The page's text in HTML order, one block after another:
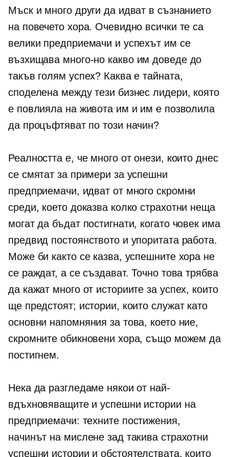
Мъск и много други да идват в съзнанието
на повечето хора. Очевидно всички те са
велики предприемачи и успехът им се
възхищава много-но какво им доведе до
такъв голям успех? Каква е тайната,
споделена между тези бизнес лидери, която
е повлияла на живота им и им е позволила
да процъфтяват по този начин?
Реалността е, че много от онези, които днес
се смятат за примери за успешни
предприемачи, идват от много скромни
среди, което доказва колко страхотни неща
могат да бъдат постигнати, когато човек има
предвид постоянството и упоритата работа.
Може би както се казва, успешните хора не
се раждат, а се създават. Точно това трябва
да кажат много от историите за успех, които
ще предстоят; истории, които служат като
основни напомняния за това, което ние,
скромните обикновени хора, също можем да
постигнем.
Нека да разгледаме някои от най-
вдъхновяващите и успешни истории на
предприемачи: техните постижения,
начинът на мислене зад такива страхотни
успешни истории и обстоятелствата, които